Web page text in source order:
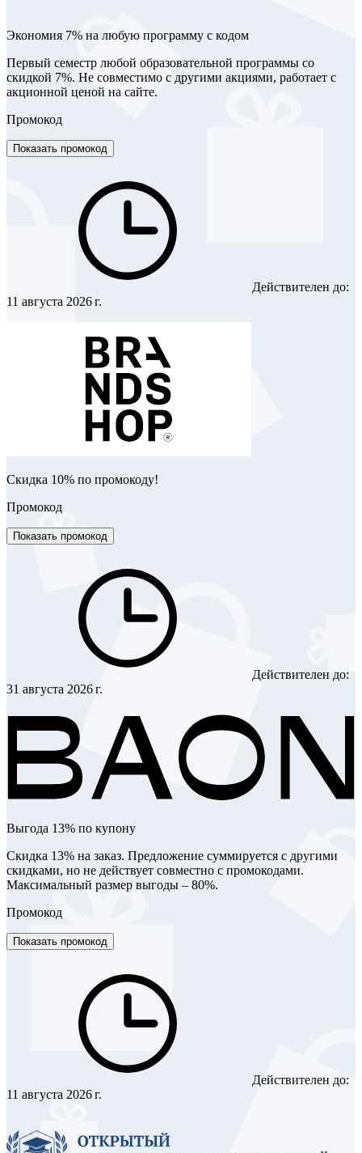
Экономия 7% на любую программу с кодом
Первый семестр любой образовательной программы со
скидкой 7%. Не совместимо с другими акциями, работает с
акционной ценой на сайте.
Промокод
Показать промокод
Действителен до:
11 августа 2026 г.
Скидка 10% по промокоду!
Промокод
Показать промокод
Действителен до:
31 августа 2026 г.
Выгода 13% по купону
Скидка 13% на заказ. Предложение суммируется с другими
скидками, но не действует совместно с промокодами.
Максимальный размер выгоды – 80%.
Промокод
Показать промокод
Действителен до:
11 августа 2026 г.